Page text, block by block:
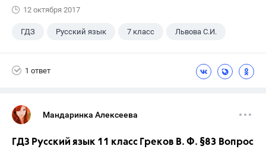
12 октября 2017
ГДЗ Русский язык 7 класс Львова С.И.
1 ответ
Мандаринка Алексеева
ГДЗ Русский язык 11 класс Греков В. Ф. §83 Вопрос